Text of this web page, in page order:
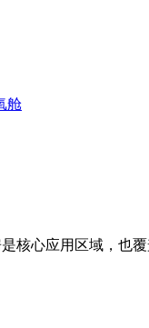
舱
核心应用区域，也覆